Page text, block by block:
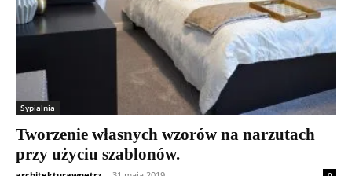
Sypialnia
Tworzenie własnych wzorów na narzutach
przy użyciu szablonów.